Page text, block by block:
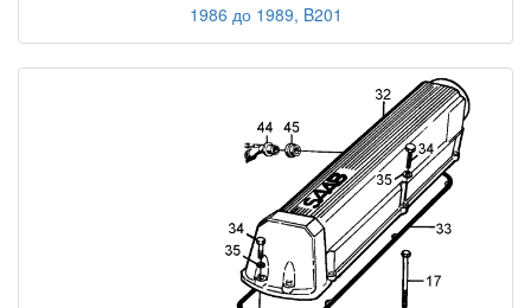
1986 до 1989, B201